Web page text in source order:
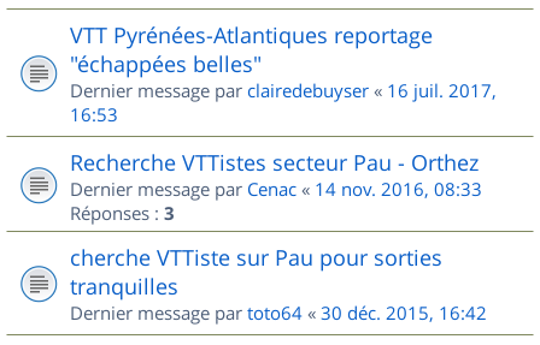
VTT Pyrénées-Atlantiques reportage
"échappées belles"
Dernier message par clairedebuyser « 16 juil. 2017,
16:53
Recherche VTTistes secteur Pau - Orthez
Dernier message par Cenac « 14 nov. 2016, 08:33
Réponses : 3
cherche VTTiste sur Pau pour sorties
tranquilles
Dernier message par toto64 « 30 déc. 2015, 16:42